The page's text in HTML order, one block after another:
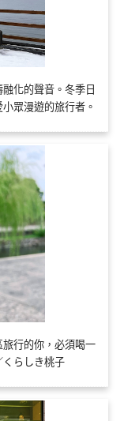
化的聲音。冬季日
眾漫遊的旅行者。
行的你，必須喝一
らしき桃子